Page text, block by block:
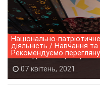
Національно-
діяльність / Навчання
Рекомендуємо
Молодіжний центр
07 квітень, 2021